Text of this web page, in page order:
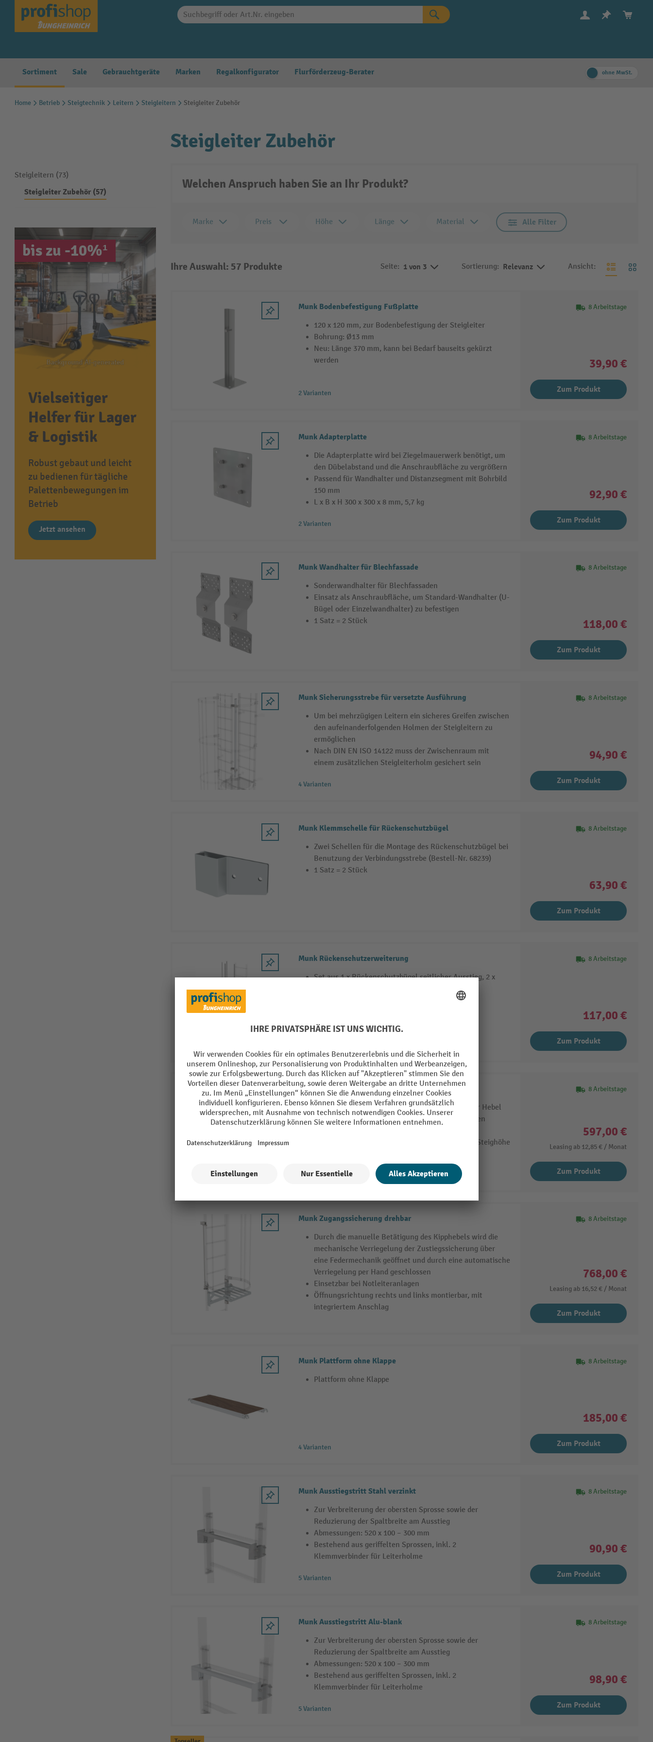
Zur Hauptnavigation springen
Sortiment Sale Gebrauchtgeräte Marken Regalkonfigurator Flurförderzeug-Berater ohne MwSt.
Home Betrieb Steigtechnik Leitern Steigleitern Steigleiter Zubehör
Steigleitern (73)
Steigleiter Zubehör (57)
bis zu -10%¹
Vielseitiger
Helfer für Lager
& Logistik
Robust gebaut und leicht
zu bedienen für tägliche
Palettenbewegungen im
Betrieb
Jetzt ansehen
Steigleiter Zubehör
Welchen Anspruch haben Sie an Ihr Produkt?
Marke Preis Höhe Länge Material Alle Filter
Ihre Auswahl: 57 Produkte Seite: 1 von 3 Sortierung: Relevanz Ansicht:
Munk Bodenbefestigung Fußplatte
120 x 120 mm, zur Bodenbefestigung der Steigleiter
Bohrung: Ø13 mm
Neu: Länge 370 mm, kann bei Bedarf bauseits gekürzt
werden
2 Varianten
8 Arbeitstage
39,90 €
Zum Produkt
Munk Adapterplatte
Die Adapterplatte wird bei Ziegelmauerwerk benötigt, um
den Dübelabstand und die Anschraubfläche zu vergrößern
Passend für Wandhalter und Distanzsegment mit Bohrbild
150 mm
L x B x H 300 x 300 x 8 mm, 5,7 kg
2 Varianten
8 Arbeitstage
92,90 €
Zum Produkt
Munk Wandhalter für Blechfassade
Sonderwandhalter für Blechfassaden
Einsatz als Anschraubfläche, um Standard-Wandhalter (U-
Bügel oder Einzelwandhalter) zu befestigen
1 Satz = 2 Stück
8 Arbeitstage
118,00 €
Zum Produkt
Munk Sicherungsstrebe für versetzte Ausführung
Um bei mehrzügigen Leitern ein sicheres Greifen zwischen
den aufeinanderfolgenden Holmen der Steigleitern zu
ermöglichen
Nach DIN EN ISO 14122 muss der Zwischenraum mit
einem zusätzlichen Steigleiterholm gesichert sein
4 Varianten
8 Arbeitstage
94,90 €
Zum Produkt
Munk Klemmschelle für Rückenschutzbügel
Zwei Schellen für die Montage des Rückenschutzbügel bei
Benutzung der Verbindungsstrebe (Bestell-Nr. 68239)
1 Satz = 2 Stück
8 Arbeitstage
63,90 €
Zum Produkt
Munk Rückenschutzerweiterung
Set aus 1 x Rückenschutzbügel seitlicher Ausstieg, 2 x
8 Arbeitstage
117,00 €
Zum Produkt
Munk Notabstiegsleiter Alu-blank
Automatische Auslösung der Leiter von oben über Hebel
Empfohlene Distanz zum Boden im eingeschobenen
Der Anbau der Notabstiegsleiter ist erst ab einer Steighöhe
8 Arbeitstage
597,00 €
Leasing ab 12,85 € / Monat
Zum Produkt
Munk Zugangssicherung drehbar
Durch die manuelle Betätigung des Kipphebels wird die
mechanische Verriegelung der Zustiegssicherung über
eine Federmechanik geöffnet und durch eine automatische
Verriegelung per Hand geschlossen
Einsetzbar bei Notleiteranlagen
Öffnungsrichtung rechts und links montierbar, mit
integriertem Anschlag
8 Arbeitstage
768,00 €
Leasing ab 16,52 € / Monat
Zum Produkt
Munk Plattform ohne Klappe
Plattform ohne Klappe
4 Varianten
8 Arbeitstage
185,00 €
Zum Produkt
Munk Ausstiegstritt Stahl verzinkt
Zur Verbreiterung der obersten Sprosse sowie der
Reduzierung der Spaltbreite am Ausstieg
Abmessungen: 520 x 100 – 300 mm
Bestehend aus geriffelten Sprossen, inkl. 2
Klemmverbinder für Leiterholme
5 Varianten
8 Arbeitstage
90,90 €
Zum Produkt
Munk Ausstiegstritt Alu-blank
Zur Verbreiterung der obersten Sprosse sowie der
Reduzierung der Spaltbreite am Ausstieg
Abmessungen: 520 x 100 – 300 mm
Bestehend aus geriffelten Sprossen, inkl. 2
Klemmverbinder für Leiterholme
5 Varianten
8 Arbeitstage
98,90 €
Zum Produkt